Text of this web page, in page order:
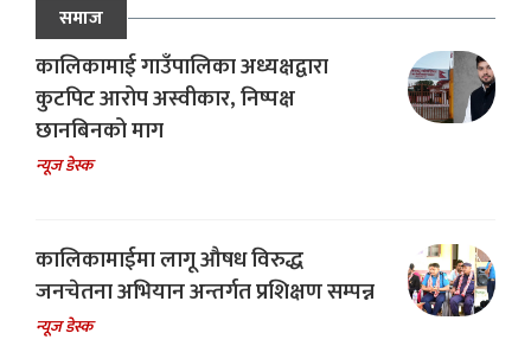
समाज
कालिकामाई गाउँपालिका अध्यक्षद्वारा
कुटपिट आरोप अस्वीकार, निष्पक्ष
छानबिनको माग
न्यूज डेस्क
कालिकामाईमा लागू औषध विरुद्ध
जनचेतना अभियान अन्तर्गत प्रशिक्षण सम्पन्न
न्यूज डेस्क